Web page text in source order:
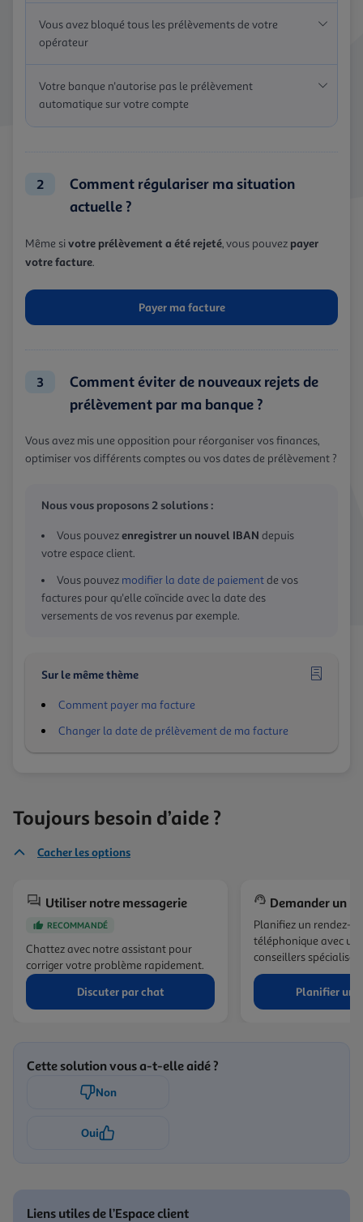
Sur le même thème
Comment payer ma facture
Changer la date de prélèvement de ma facture
Vous avez bloqué tous les prélèvements de votre
opérateur
Votre banque n'autorise pas le prélèvement
automatique sur votre compte
2
Comment régulariser ma situation
actuelle ?
Même sivotre prélèvement a été rejeté, vous pouvez payer
votre facture.
Payer ma facture
3
Comment éviter de nouveaux rejets de
prélèvement par ma banque ?
Vous avez mis une opposition pour réorganiser vos finances,
optimiser vos différents comptes ou vos dates de prélèvement ?
Nous vous proposons 2 solutions :
Vous pouvezenregistrer un nouvel IBAN depuis
votre espace client.
Vous pouvez modifier la date de paiementde vos
factures pour qu'elle coïncide avec la date des
versements de vos revenus par exemple.
Toujours besoin d’aide ?
Cacher les options
Utiliser notre messagerie
RECOMMANDÉ
Chattez avec notre assistant pour
corriger votre problème rapidement.
Discuter par chat
Demander un
Planifiez un rendez-
téléphonique avec un
conseillers spécialisés.
Planifier un
Cette solution vous a-t-elle aidé ?
Non
Oui
Liens utiles de l’Espace client